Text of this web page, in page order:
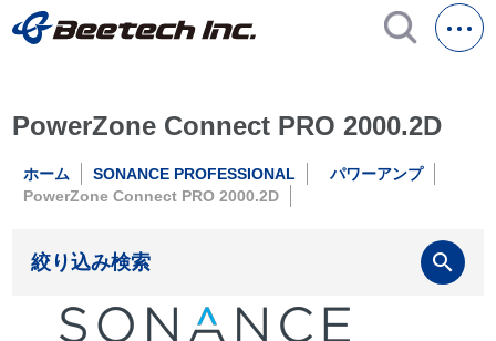
PowerZone Connect PRO 2000.2D
ホーム SONANCE PROFESSIONAL
パワーアンプ
PowerZone Connect PRO 2000.2D
絞り込み検索 search